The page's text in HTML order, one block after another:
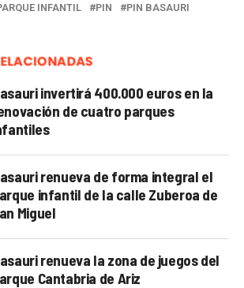
INFANTIL PIN PIN BASAURI
invertirá 400.000 euros en la
de cuatro parques
renueva de forma integral el
infantil de la calle Zuberoa de
Miguel
renueva la zona de juegos del
Cantabria de Ariz